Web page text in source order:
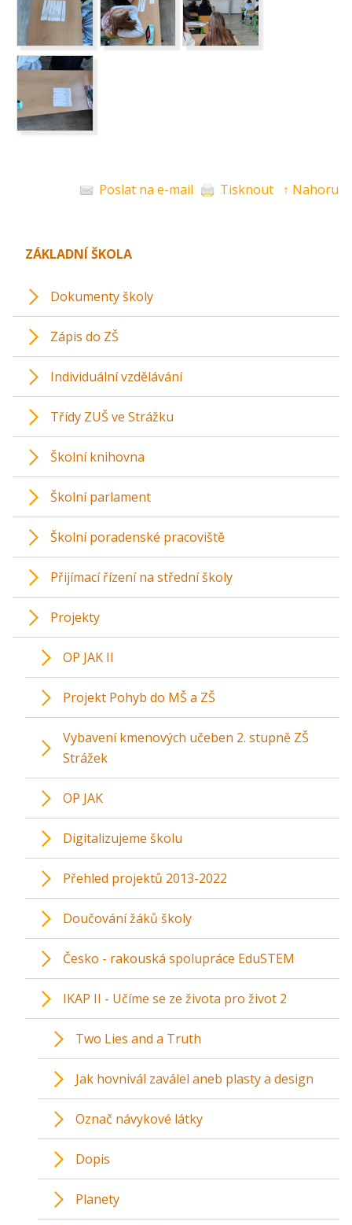
Poslat na e-mail Tisknout ↑ Nahoru
ZÁKLADNÍ ŠKOLA
Dokumenty školy
Zápis do ZŠ
Individuální vzdělávání
Třídy ZUŠ ve Strážku
Školní knihovna
Školní parlament
Školní poradenské pracoviště
Přijímací řízení na střední školy
Projekty
OP JAK II
Projekt Pohyb do MŠ a ZŠ
Vybavení kmenových učeben 2. stupně ZŠ
Strážek
OP JAK
Digitalizujeme školu
Přehled projektů 2013-2022
Doučování žáků školy
Česko - rakouská spolupráce EduSTEM
IKAP II - Učíme se ze života pro život 2
Two Lies and a Truth
Jak hovnivál zaválel aneb plasty a design
Označ návykové látky
Dopis
Planety